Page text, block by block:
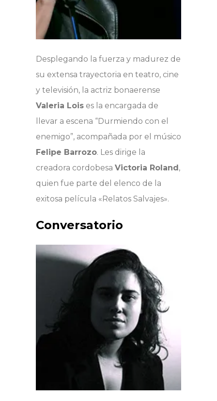
Desplegando la fuerza y madurez de
su extensa trayectoria en teatro, cine
y televisión, la actriz bonaerense
Valeria Lois es la encargada de
llevar a escena “Durmiendo con el
enemigo”, acompañada por el músico
Felipe Barrozo. Les dirige la
creadora cordobesa Victoria Roland,
quien fue parte del elenco de la
exitosa película «Relatos Salvajes».
Conversatorio